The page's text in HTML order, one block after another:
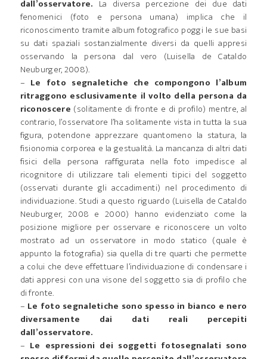
dall’osservatore. La diversa percezione dei due dati
fenomenici (foto e persona umana) implica che il
riconoscimento tramite album fotografico poggi le sue basi
su dati spaziali sostanzialmente diversi da quelli appresi
osservando la persona dal vero (Luisella de Cataldo
Neuburger, 2008).
– Le foto segnaletiche che compongono l’album
ritraggono esclusivamente il volto della persona da
riconoscere (solitamente di fronte e di profilo) mentre, al
contrario, l’osservatore l’ha solitamente vista in tutta la sua
figura, potendone apprezzare quantomeno la statura, la
fisionomia corporea e la gestualità. La mancanza di altri dati
fisici della persona raffigurata nella foto impedisce al
ricognitore di utilizzare tali elementi tipici del soggetto
(osservati durante gli accadimenti) nel procedimento di
individuazione. Studi a questo riguardo (Luisella de Cataldo
Neuburger, 2008 e 2000) hanno evidenziato come la
posizione migliore per osservare e riconoscere un volto
mostrato ad un osservatore in modo statico (quale è
appunto la fotografia) sia quella di tre quarti che permette
a colui che deve effettuare l’individuazione di condensare i
dati appresi con una visone del soggetto sia di profilo che
di fronte.
– Le foto segnaletiche sono spesso in bianco e nero
diversamente dai dati reali percepiti
dall’osservatore.
– Le espressioni dei soggetti fotosegnalati sono